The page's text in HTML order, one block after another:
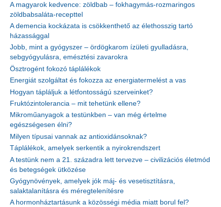
A magyarok kedvence: zöldbab – fokhagymás-rozmaringos
zöldbabsaláta-recepttel
A demencia kockázata is csökkenthető az élethosszig tartó
házassággal
Jobb, mint a gyógyszer – ördögkarom ízületi gyulladásra,
sebgyógyulásra, emésztési zavarokra
Ösztrogént fokozó táplálékok
Energiát szolgáltat és fokozza az energiatermelést a vas
Hogyan tápláljuk a létfontosságú szerveinket?
Fruktózintolerancia – mit tehetünk ellene?
Mikroműanyagok a testünkben – van még értelme
egészségesen élni?
Milyen típusai vannak az antioxidánsoknak?
Táplálékok, amelyek serkentik a nyirokrendszert
A testünk nem a 21. századra lett tervezve – civilizációs életmód
és betegségek ütközése
Gyógynövények, amelyek jók máj- és vesetisztításra,
salaktalanításra és méregtelenítésre
A hormonháztartásunk a közösségi média miatt borul fel?